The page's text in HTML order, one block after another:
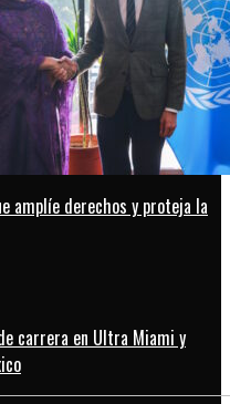
amplíe derechos y proteja la
carrera en Ultra Miami y